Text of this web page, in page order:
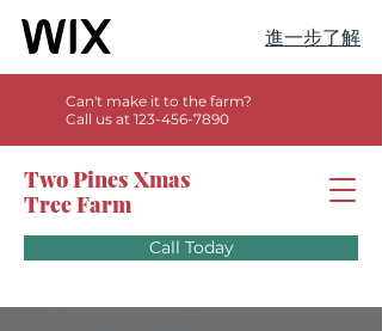
進一步了解